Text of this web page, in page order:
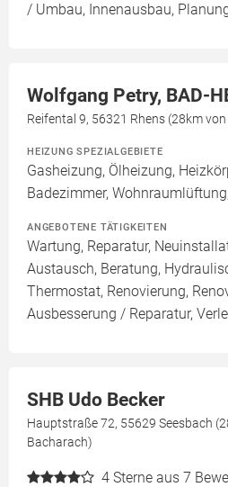
/ Umbau, Innenausbau,
Wolfgang Petry, BAD-
Reifental 9, 56321 Rhens (28km
HEIZUNG SPEZIALGEBIETE
Gasheizung, Ölheizung,
Badezimmer,
ANGEBOTENE TÄTIGKEITEN
Wartung, Reparatur,
Austausch, Beratung,
Thermostat, Renovierung,
Ausbesserung / Reparatur,
SHB Udo Becker
Hauptstraße 72, 55629 Seesbach
Bacharach)
4 Sterne aus 7